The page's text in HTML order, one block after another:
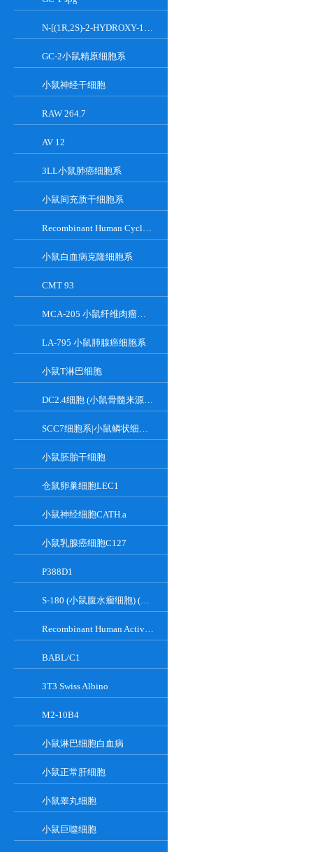
N-[(1R,2S)-2-HYDROXY-1-HYDROXYMETHYL-2-(2-TRIDECYL-1-CYCLOPROPENYL)ETHYL]OCT;GT-11
GC-2小鼠精原细胞系
小鼠神经干细胞
RAW 264.7
AV 12
3LL小鼠肺癌细胞系
小鼠间充质干细胞系
Recombinant Human Cyclin-Dependent Kinase Inhibitor 2A
小鼠白血病克隆细胞系
CMT 93
MCA-205 小鼠纤维肉瘤细胞系
LA-795 小鼠肺腺癌细胞系
小鼠T淋巴细胞
DC2.4细胞 (小鼠骨髓来源树突状细胞)
SCC7细胞系|小鼠鳞状细胞癌细胞
小鼠胚胎干细胞
仓鼠卵巢细胞LEC1
小鼠神经细胞CATH.a
小鼠乳腺癌细胞C127
P388D1
S-180 (小鼠腹水瘤细胞) (种属鉴定正确)
Recombinant Human Active Focal Adhesion Kinase
BABL/C1
3T3 Swiss Albino
M2-10B4
小鼠淋巴细胞白血病
小鼠正常肝细胞
小鼠睾丸细胞
小鼠巨噬细胞